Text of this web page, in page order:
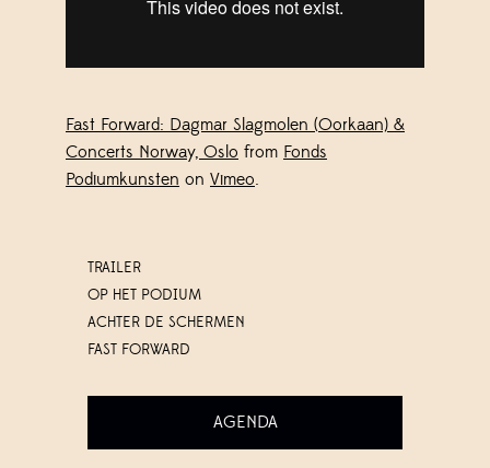
Fast Forward: Dagmar Slagmolen (Oorkaan) &
Concerts Norway, Oslo from Fonds
Podiumkunsten on Vimeo.
TRAILER
OP HET PODIUM
ACHTER DE SCHERMEN
FAST FORWARD
AGENDA